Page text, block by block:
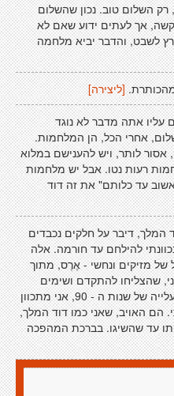
השלום טוב. נכון שהשלום
אך לעתים ידוע שאם לא
לשבט, והדבר יביא מלחמה
[ליצירה]
עליו אתה מדבר לא נוגד
אחרי הכל, הן המלחמות.
לותר, ויש להענישם במלוא
רעות נטו. אבל יש מלחמות
עד כלותם" את זה דוד
המלך, דיבר על חלקים נכבדים
ה - 90, שבהם בכוונתי להילחם עד חורמה. אלה
של מזיקים ונחשי - אֶרֶס, מתוך
שהצליחו להתקדם ושימים
כלילות פעילים, במישור הציבורי. בעלייה של שנות ה - 90, אני מתכוון
הם האויב, שאני כמו דוד המלך,
עד שהשיגו. בברכת המהפכה